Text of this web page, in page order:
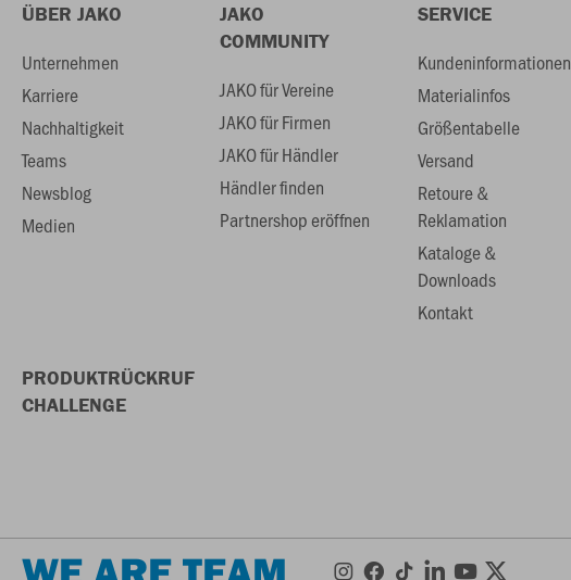
ÜBER JAKO
Unternehmen
Karriere
Nachhaltigkeit
Teams
Newsblog
Medien
JAKO
COMMUNITY
JAKO für Vereine
JAKO für Firmen
JAKO für Händler
Händler finden
Partnershop eröffnen
SERVICE
Kundeninformationen
Materialinfos
Größentabelle
Versand
Retoure &
Reklamation
Kataloge &
Downloads
Kontakt
PRODUKTRÜCKRUF
CHALLENGE